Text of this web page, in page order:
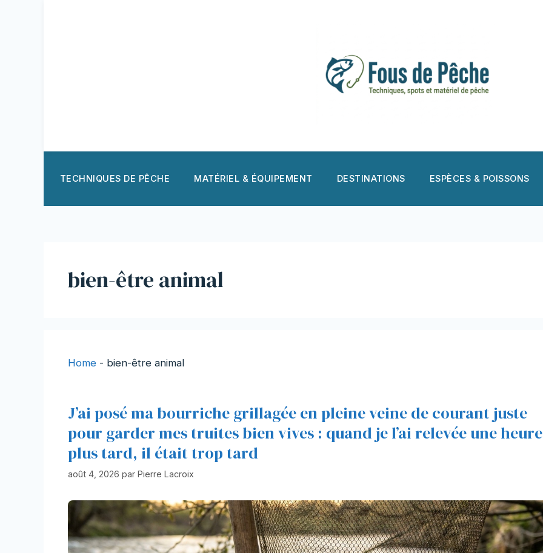
TECHNIQUES DE PÊCHE MATÉRIEL & ÉQUIPEMENT DESTINATIONS ESPÈCES & POISSONS
bien-être animal
Home - bien-être animal
J’ai posé ma bourriche grillagée en pleine veine de courant juste
pour garder mes truites bien vives : quand je l’ai relevée une heure
plus tard, il était trop tard
août 4, 2026 par Pierre Lacroix